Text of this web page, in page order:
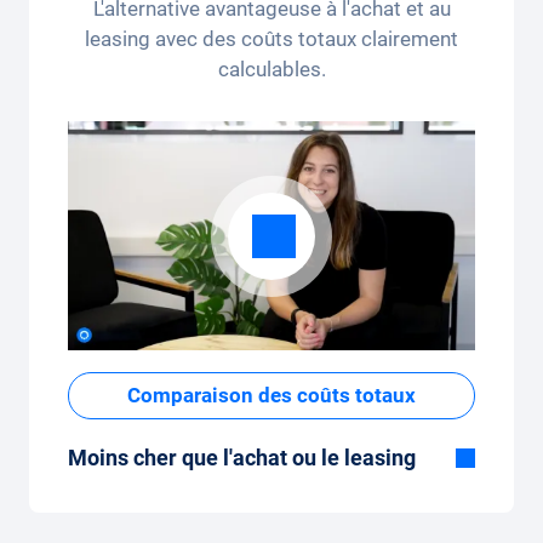
forfait kilométrique peut être ajusté
confortablement sur l'application.
L'alternative avantageuse à l'achat et au
leasing avec des coûts totaux clairement
calculables.
Comparaison des coûts totaux
Moins cher que l'achat ou le leasing